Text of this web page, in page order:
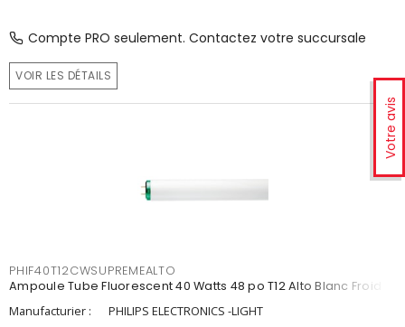
Votre avis
Compte PRO seulement. Contactez votre succursale
VOIR LES DÉTAILS
PHIF40T12CWSUPREMEALTO
Ampoule Tube Fluorescent 40 Watts 48 po T12 Alto Blanc Froid
Manufacturier :
PHILIPS ELECTRONICS -LIGHT